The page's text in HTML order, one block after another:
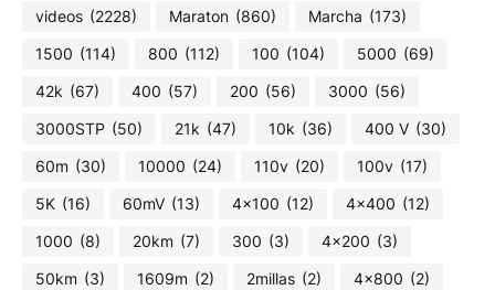
videos (2228) Maraton (860) Marcha (173)
1500 (114) 800 (112) 100 (104) 5000 (69)
42k (67) 400 (57) 200 (56) 3000 (56)
3000STP (50) 21k (47) 10k (36) 400 V (30)
60m (30) 10000 (24) 110v (20) 100v (17)
5K (16) 60mV (13) 4x100 (12) 4x400 (12)
1000 (8) 20km (7) 300 (3) 4x200 (3)
50km (3) 1609m (2) 2millas (2) 4x800 (2)